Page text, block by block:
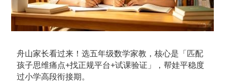
舟山家长看过来！选五年级数学家教，核心是「匹配
孩子思维痛点+找正规平台+试课验证」，帮娃平稳度
过小学高段衔接期。